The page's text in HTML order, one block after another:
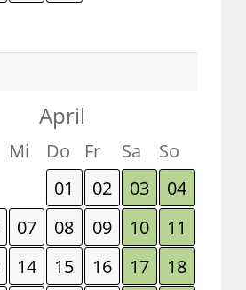
April
Mi Do Fr Sa
So
01
02 03
04
07 08 09 10
11
14 15 16 17 18